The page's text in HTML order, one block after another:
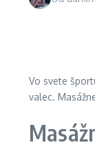
Vo svete
valec.